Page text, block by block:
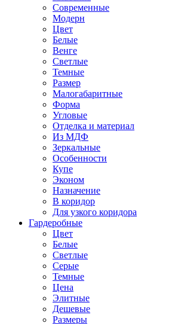
Современные
Модерн
Цвет
Белые
Венге
Светлые
Темные
Размер
Малогабаритные
Форма
Угловые
Отделка и материал
Из МДФ
Зеркальные
Особенности
Купе
Эконом
Назначение
В коридор
Для узкого коридора
Гардеробные
Цвет
Белые
Светлые
Серые
Темные
Цена
Элитные
Дешевые
Размеры